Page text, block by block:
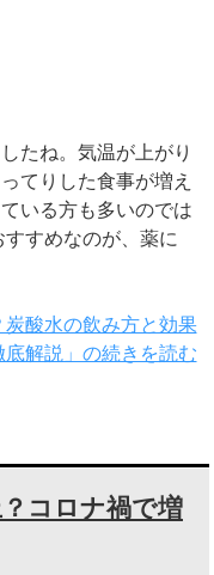
たね。気温が上がり
てりした食事が増え
いる方も多いのでは
すめなのが、薬に
炭酸水の飲み方と効果
底解説」の続きを読む
コロナ禍で増